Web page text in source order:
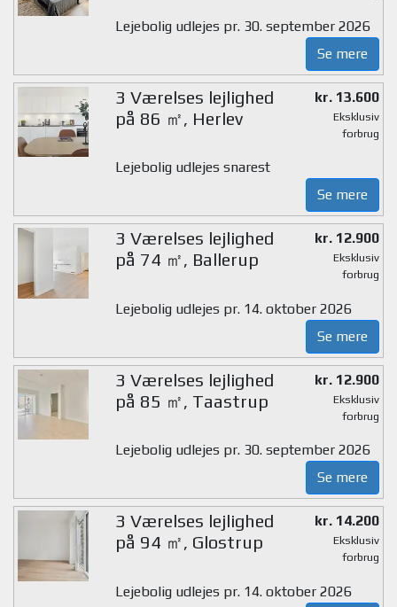
Lejebolig udlejes pr. 30. september 2026
Se mere
3 Værelses lejlighed
på 86 ㎡, Herlev
kr. 13.600
Eksklusiv
forbrug
Lejebolig udlejes snarest
Se mere
3 Værelses lejlighed
på 74 ㎡, Ballerup
kr. 12.900
Eksklusiv
forbrug
Lejebolig udlejes pr. 14. oktober 2026
Se mere
3 Værelses lejlighed
på 85 ㎡, Taastrup
kr. 12.900
Eksklusiv
forbrug
Lejebolig udlejes pr. 30. september 2026
Se mere
3 Værelses lejlighed
på 94 ㎡, Glostrup
kr. 14.200
Eksklusiv
forbrug
Lejebolig udlejes pr. 14. oktober 2026